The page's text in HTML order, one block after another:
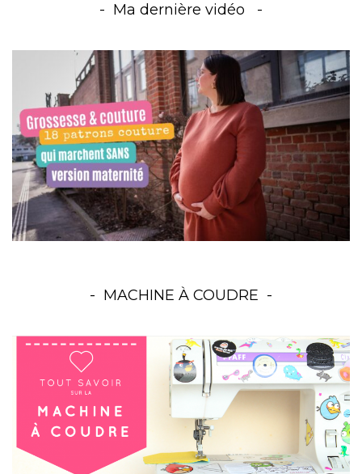
Ma dernière vidéo
MACHINE À COUDRE